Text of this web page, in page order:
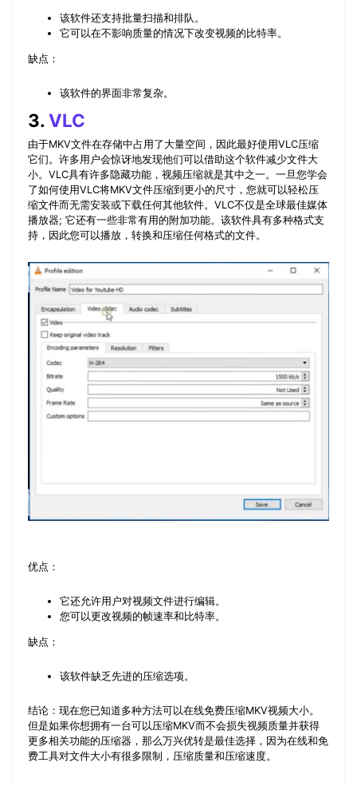
该软件还支持批量扫描和排队。
它可以在不影响质量的情况下改变视频的比特率。
缺点：
该软件的界面非常复杂。
3.VLC
由于MKV文件在存储中占用了大量空间，因此最好使用VLC压缩
它们。许多用户会惊讶地发现他们可以借助这个软件减少文件大
小。VLC具有许多隐藏功能，视频压缩就是其中之一。一旦您学会
了如何使用VLC将MKV文件压缩到更小的尺寸，您就可以轻松压
缩文件而无需安装或下载任何其他软件。VLC不仅是全球最佳媒体
播放器; 它还有一些非常有用的附加功能。该软件具有多种格式支
持，因此您可以播放，转换和压缩任何格式的文件。
优点：
它还允许用户对视频文件进行编辑。
您可以更改视频的帧速率和比特率。
缺点：
该软件缺乏先进的压缩选项。
结论：现在您已知道多种方法可以在线免费压缩MKV视频大小。
但是如果你想拥有一台可以压缩MKV而不会损失视频质量并获得
更多相关功能的压缩器，那么万兴优转是最佳选择，因为在线和免
费工具对文件大小有很多限制，压缩质量和压缩速度。